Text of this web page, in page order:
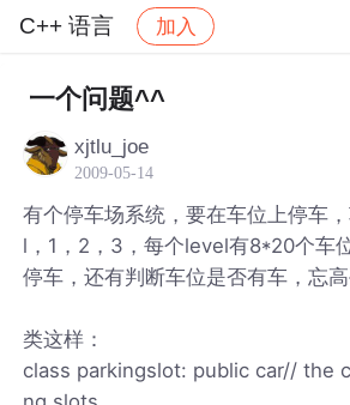
C++ 语言 加入
社区 C++ 语言
一个问题^^
xjtlu_joe
2009-05-14
有个停车场系统，要在车位上停车
l，1，2，3，每个level有8*20个车
停车，还有判断车位是否有车，忘高
类这样：
class parkingslot: public car// the